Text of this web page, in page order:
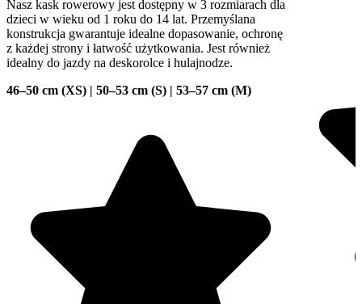
Nasz kask rowerowy jest dostępny w 3 rozmiarach dla
dzieci w wieku od 1 roku do 14 lat. Przemyślana
konstrukcja gwarantuje idealne dopasowanie, ochronę
z każdej strony i łatwość użytkowania. Jest również
idealny do jazdy na deskorolce i hulajnodze.
46–50 cm (XS) | 50–53 cm (S) | 53–57 cm (M)